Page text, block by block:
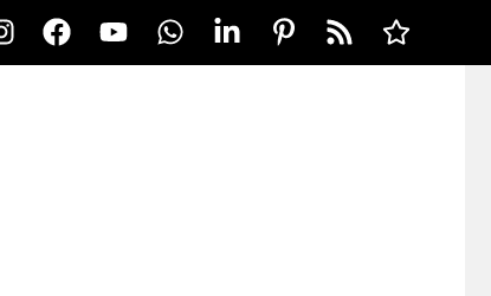
FacebookYouTubeWhatsAppLinkedInPinterest
RSS-
Feed
Alle